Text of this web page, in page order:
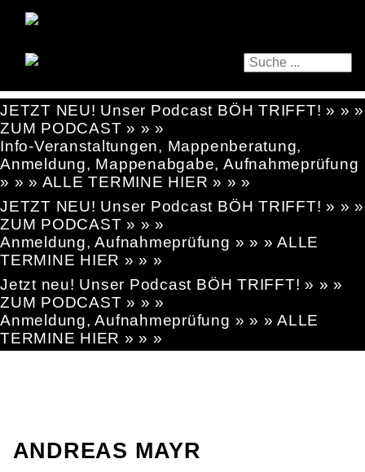
JETZT NEU! Unser Podcast BÖH TRIFFT! » » »
ZUM PODCAST » » »
Info-Veranstaltungen, Mappenberatung,
Anmeldung, Mappenabgabe, Aufnahmeprüfung
» » » ALLE TERMINE HIER » » »
JETZT NEU! Unser Podcast BÖH TRIFFT! » » »
ZUM PODCAST » » »
Anmeldung, Aufnahmeprüfung » » » ALLE
TERMINE HIER » » »
Jetzt neu! Unser Podcast BÖH TRIFFT! » » »
ZUM PODCAST » » »
Anmeldung, Aufnahmeprüfung » » » ALLE
TERMINE HIER » » »
ANDREAS MAYR